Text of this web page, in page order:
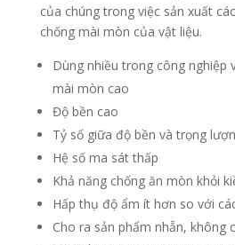
của chúng trong việc sản xuất
chống mài mòn của vật liệu.
Dùng nhiều trong công nghiệp
mài mòn cao
Độ bền cao
Tỷ số giữa độ bền và trọng
Hệ số ma sát thấp
Khả năng chống ăn mòn khỏi
Hấp thụ độ ẩm ít hơn so với
Cho ra sản phẩm nhẵn, không